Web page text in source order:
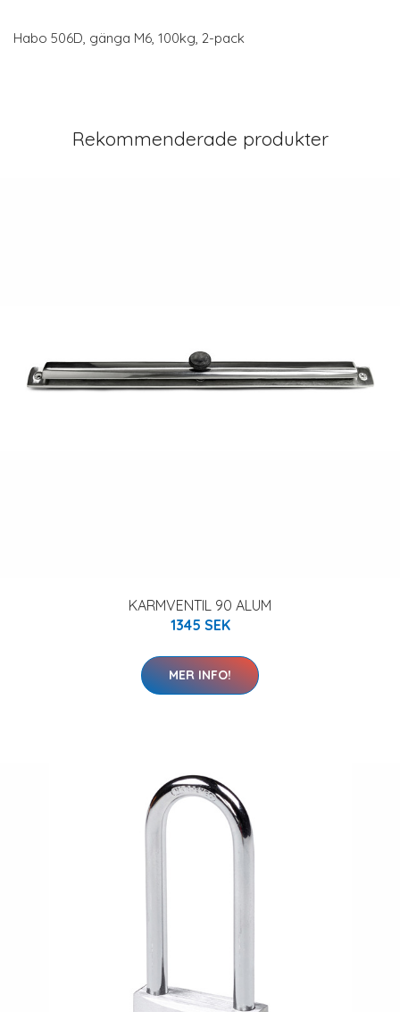
Habo 506D, gänga M6, 100kg, 2-pack
Rekommenderade produkter
KARMVENTIL 90 ALUM
1345 SEK
MER INFO!